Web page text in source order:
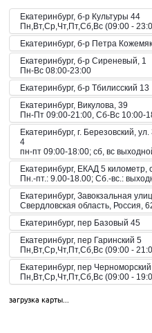
Екатеринбург, б-р Культуры 44
Пн,Вт,Ср,Чт,Пт,Сб,Вс (09:00 -
Екатеринбург, б-р Петра
Екатеринбург, б-р Сиреневый, 1
Пн-Вс 08:00-23:00
Екатеринбург, б-р Тбилисский 13
Екатеринбург, Викулова, 39
Пн-Пт 09:00-21:00, Сб-Вс 10:00-
Екатеринбург, г. Березовский,
4
пн-пт 09:00-18:00; сб, вс
Екатеринбург, ЕКАД 5 километр,
Пн.-пт.: 9.00-18.00; Сб.-вс.:
Екатеринбург, Завокзальная
Свердловская область, Россия,
Екатеринбург, пер Базовый 45
Екатеринбург, пер Гаринский 5
Пн,Вт,Ср,Чт,Пт,Сб,Вс (09:00 -
Екатеринбург, пер
Пн,Вт,Ср,Чт,Пт,Сб,Вс (09:00 -
Пн-Вс 10:00-20:00
загрузка карты...